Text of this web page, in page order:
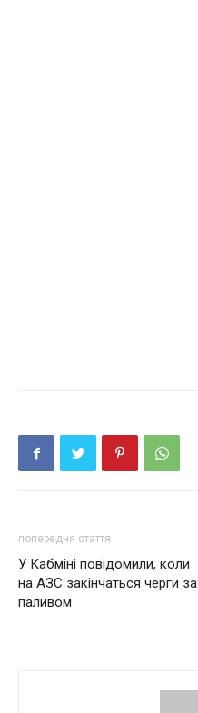
попередня стаття
У Кабміні повідомили, коли
на АЗС закінчаться черги за
паливом